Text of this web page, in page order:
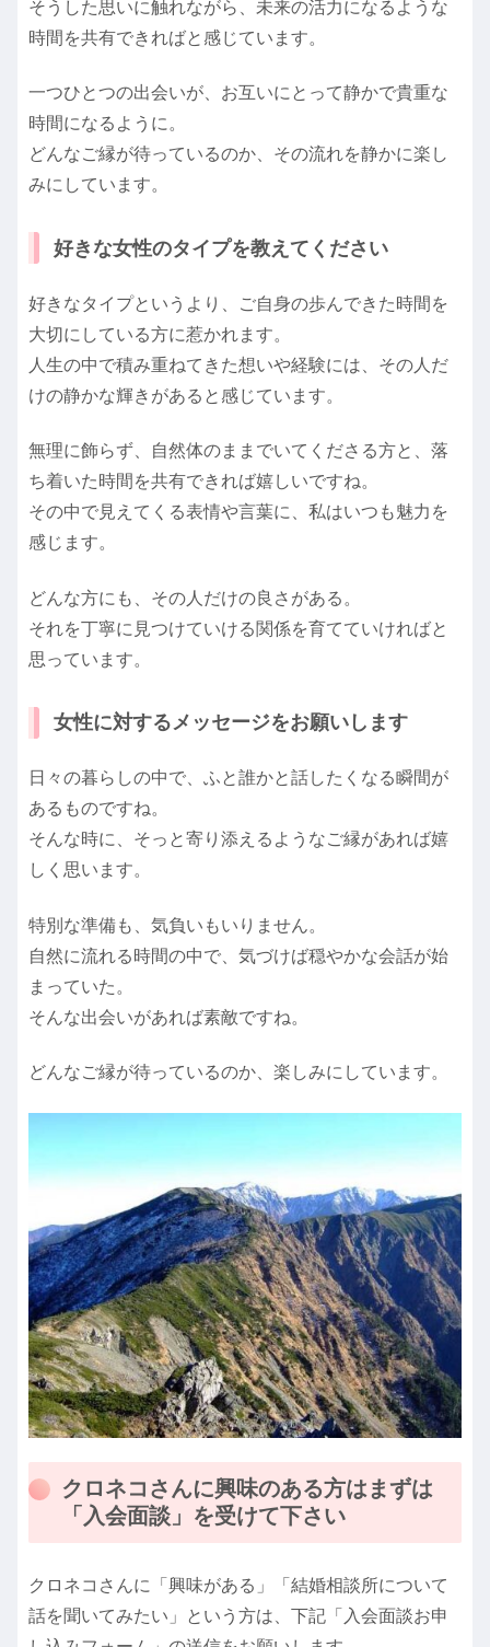
そうした思いに触れながら、未来の活力になるような
時間を共有できればと感じています。
一つひとつの出会いが、お互いにとって静かで貴重な
時間になるように。
どんなご縁が待っているのか、その流れを静かに楽し
みにしています。
好きな女性のタイプを教えてください
好きなタイプというより、ご自身の歩んできた時間を
大切にしている方に惹かれます。
人生の中で積み重ねてきた想いや経験には、その人だ
けの静かな輝きがあると感じています。
無理に飾らず、自然体のままでいてくださる方と、落
ち着いた時間を共有できれば嬉しいですね。
その中で見えてくる表情や言葉に、私はいつも魅力を
感じます。
どんな方にも、その人だけの良さがある。
それを丁寧に見つけていける関係を育てていければと
思っています。
女性に対するメッセージをお願いします
日々の暮らしの中で、ふと誰かと話したくなる瞬間が
あるものですね。
そんな時に、そっと寄り添えるようなご縁があれば嬉
しく思います。
特別な準備も、気負いもいりません。
自然に流れる時間の中で、気づけば穏やかな会話が始
まっていた。
そんな出会いがあれば素敵ですね。
どんなご縁が待っているのか、楽しみにしています。
クロネコさんに興味のある方はまずは
「入会面談」を受けて下さい
クロネコさんに「興味がある」「結婚相談所について
話を聞いてみたい」という方は、下記「入会面談お申